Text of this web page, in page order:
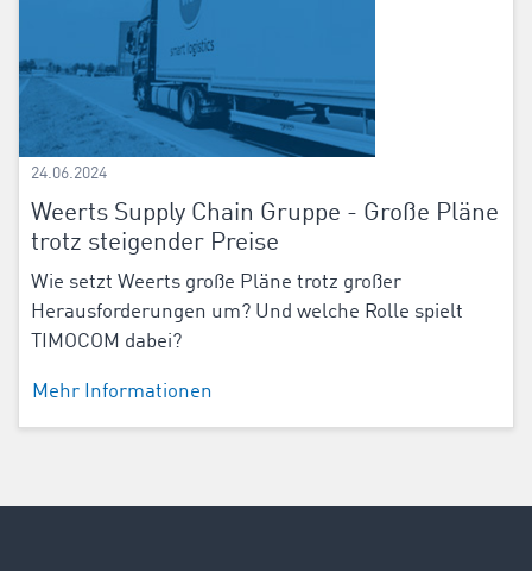
24.06.2024
Weerts Supply Chain Gruppe - Große Pläne
trotz steigender Preise
Wie setzt Weerts große Pläne trotz großer
Herausforderungen um? Und welche Rolle spielt
TIMOCOM dabei?
Mehr Informationen